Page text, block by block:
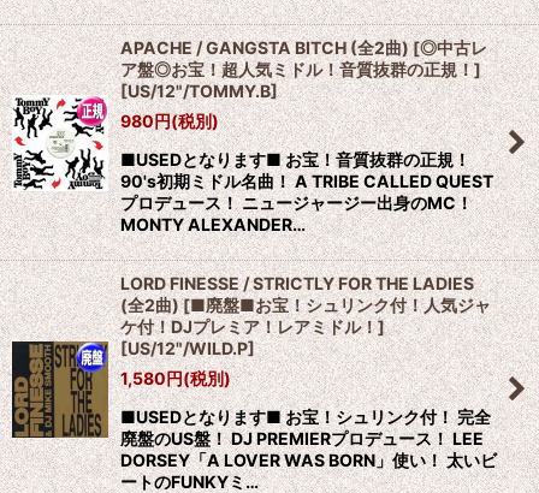
APACHE / GANGSTA BITCH (全2曲) [◎中古レ
ア盤◎お宝！超人気ミドル！音質抜群の正規！]
[US/12"/TOMMY.B]
980円(税別)
■USEDとなります■ お宝！音質抜群の正規！
90's初期ミドル名曲！ A TRIBE CALLED QUEST
プロデュース！ ニュージャージー出身のMC！
MONTY ALEXANDER…
LORD FINESSE / STRICTLY FOR THE LADIES
(全2曲) [■廃盤■お宝！シュリンク付！人気ジャ
ケ付！DJプレミア！レアミドル！]
[US/12"/WILD.P]
1,580円(税別)
■USEDとなります■ お宝！シュリンク付！ 完全
廃盤のUS盤！ DJ PREMIERプロデュース！ LEE
DORSEY「A LOVER WAS BORN」使い！ 太いビ
ートのFUNKYミ…